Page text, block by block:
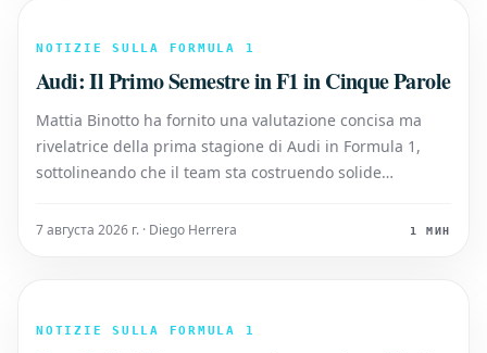
NOTIZIE SULLA FORMULA 1
Audi: Il Primo Semestre in F1 in Cinque Parole
Mattia Binotto ha fornito una valutazione concisa ma
rivelatrice della prima stagione di Audi in Formula 1,
sottolineando che il team sta costruendo solide
altalenante. Audi è arrivata sulla griglia quest'anno con
7 августа 2026 г. · Diego Herrera 1 МИН
NOTIZIE SULLA FORMULA 1